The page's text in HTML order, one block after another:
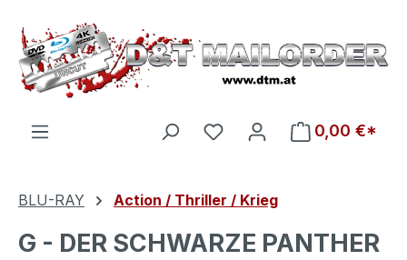
Zum Hauptinhalt springen
Du hast 0 Produkte auf
0,00 €*
BLU-RAY Action / Thriller / Krieg
G - DER SCHWARZE PANTHER